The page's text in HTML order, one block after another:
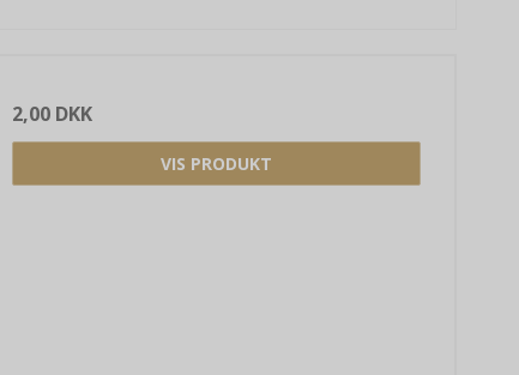
2,00 DKK
VIS PRODUKT